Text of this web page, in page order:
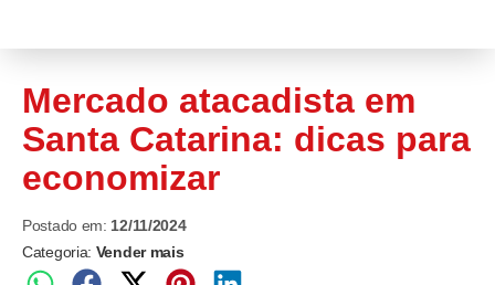
Mercado atacadista em
Santa Catarina: dicas para
economizar
Postado em: 12/11/2024
Categoria: Vender mais